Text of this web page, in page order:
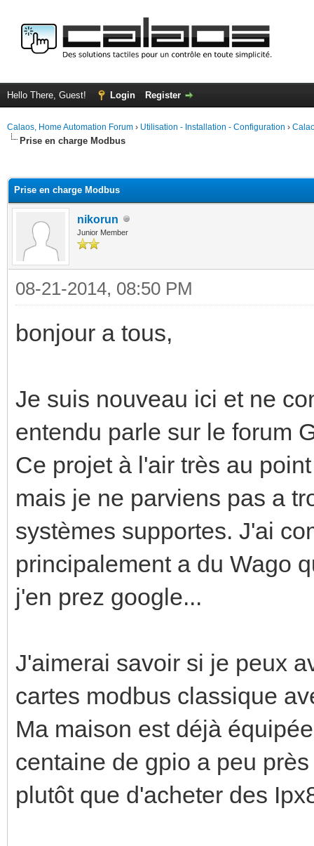
Hello There, Guest! Login Register
Calaos, Home Automation Forum › Utilisation - Installation - Configuration ›
Prise en charge Modbus
Prise en charge Modbus
nikorun
Junior Member
08-21-2014, 08:50 PM
bonjour a tous,
Je suis nouveau ici et ne
entendu parle sur le forum
Ce projet à l'air très au
mais je ne parviens pas a
systèmes supportes. J'ai
principalement a du Wago
j'en prez google...
J'aimerai savoir si je peux
cartes modbus classique
Ma maison est déjà
centaine de gpio a peu
plutôt que d'acheter des